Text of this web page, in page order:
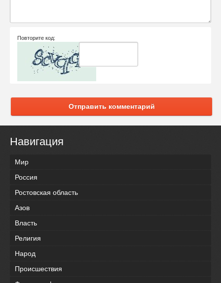
Повторите код:
Отправить комментарий
Навигация
Мир
Россия
Ростовская область
Азов
Власть
Религия
Народ
Происшествия